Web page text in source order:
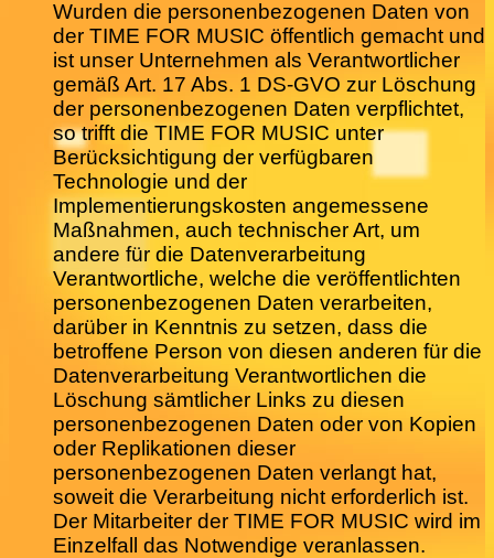
Wurden die personenbezogenen Daten von
der TIME FOR MUSIC öffentlich gemacht und
ist unser Unternehmen als Verantwortlicher
gemäß Art. 17 Abs. 1 DS-GVO zur Löschung
der personenbezogenen Daten verpflichtet,
so trifft die TIME FOR MUSIC unter
Berücksichtigung der verfügbaren
Technologie und der
Implementierungskosten angemessene
Maßnahmen, auch technischer Art, um
andere für die Datenverarbeitung
Verantwortliche, welche die veröffentlichten
personenbezogenen Daten verarbeiten,
darüber in Kenntnis zu setzen, dass die
betroffene Person von diesen anderen für die
Datenverarbeitung Verantwortlichen die
Löschung sämtlicher Links zu diesen
personenbezogenen Daten oder von Kopien
oder Replikationen dieser
personenbezogenen Daten verlangt hat,
soweit die Verarbeitung nicht erforderlich ist.
Der Mitarbeiter der TIME FOR MUSIC wird im
Einzelfall das Notwendige veranlassen.